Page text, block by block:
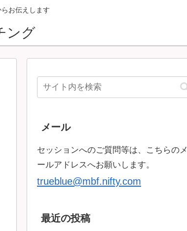
お伝えします
ング
メール
セッションへのご質問等は、こちらのメ
ールアドレスへお願いします。
trueblue@mbf.nifty.com
最近の投稿